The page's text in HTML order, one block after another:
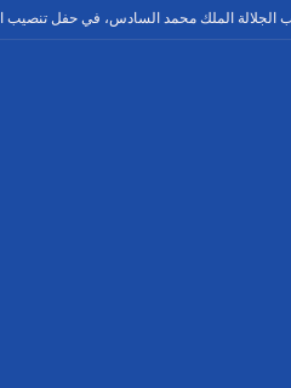
الجلالة الملك محمد السادس، في حفل تنصيب